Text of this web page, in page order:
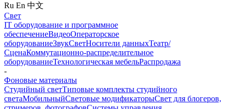
Ru En 中文
Свет
IT оборудование и программное
обеспечениеВидеоОператорское
оборудованиеЗвукСветНосители данныхТеатр/
СценаКоммутационно-распределительное
оборудованиеТехнологическая мебельРаспродажа
-
Фоновые материалы
Студийный светТиповые комплекты студийного
светаМобильныйСветовые модификаторыСвет для блогеров,